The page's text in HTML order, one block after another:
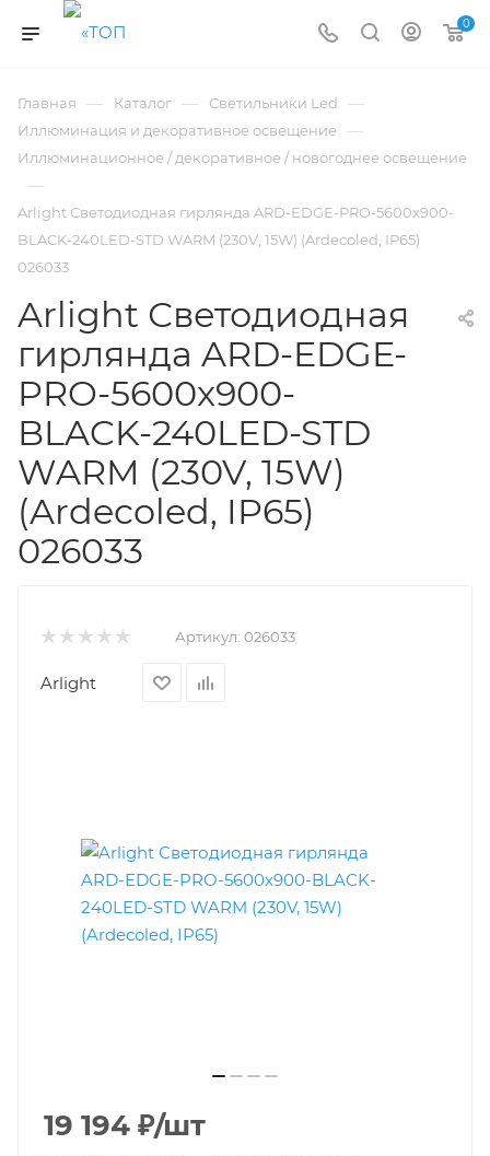
0
Главная — Каталог — Светильники Led —
Иллюминация и декоративное освещение —
Иллюминационное / декоративное / новогоднее освещение
—
Arlight Светодиодная гирлянда ARD-EDGE-PRO-5600x900-
BLACK-240LED-STD WARM (230V, 15W) (Ardecoled, IP65)
026033
Arlight Светодиодная
гирлянда ARD-EDGE-
PRO-5600x900-
BLACK-240LED-STD
WARM (230V, 15W)
(Ardecoled, IP65)
026033
Артикул: 026033
Arlight
19 194 ₽/шт